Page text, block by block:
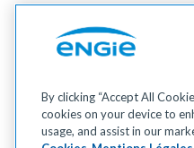
Gérer vos cookies
Données personnelles
Mentions légales
Accessibilité
By clicking “Accept All
cookies on your device to
usage, and assist in our